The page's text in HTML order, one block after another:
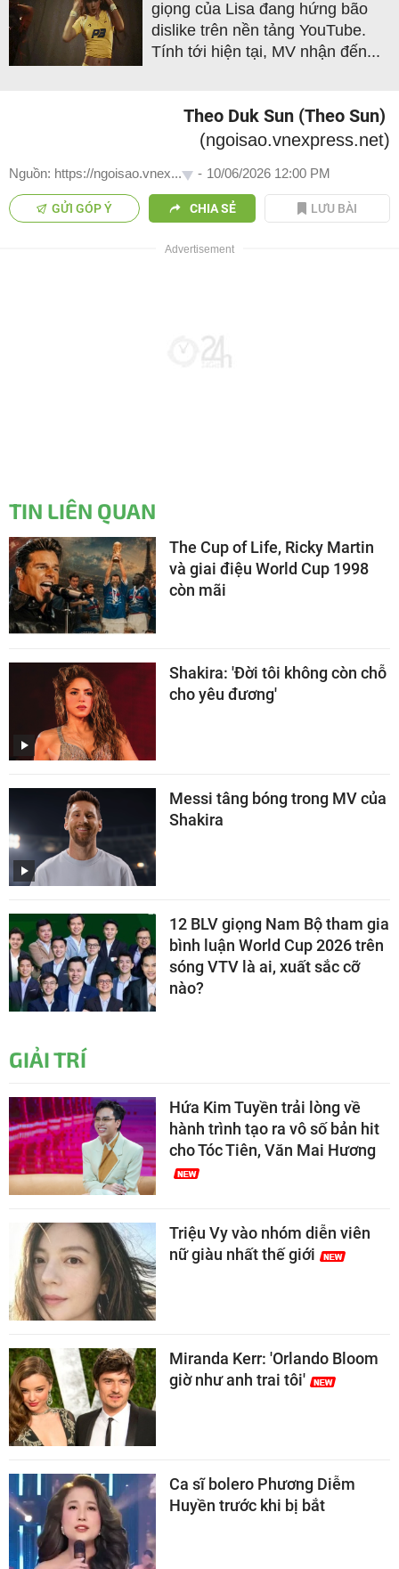
giọng của Lisa đang hứng bão
dislike trên nền tảng YouTube.
Tính tới hiện tại, MV nhận đến...
Theo Duk Sun (Theo Sun)
(ngoisao.vnexpress.net)
Nguồn: https://ngoisao.vnex... - 10/06/2026 12:00 PM
GỬI GÓP Ý CHIA SẺ LƯU BÀI
TIN LIÊN QUAN
The Cup of Life, Ricky Martin
và giai điệu World Cup 1998
còn mãi
Shakira: 'Đời tôi không còn chỗ
cho yêu đương'
Messi tâng bóng trong MV của
Shakira
12 BLV giọng Nam Bộ tham gia
bình luận World Cup 2026 trên
sóng VTV là ai, xuất sắc cỡ
nào?
GIẢI TRÍ
Hứa Kim Tuyền trải lòng về
hành trình tạo ra vô số bản hit
cho Tóc Tiên, Văn Mai Hương
Triệu Vy vào nhóm diễn viên
nữ giàu nhất thế giới
Miranda Kerr: 'Orlando Bloom
giờ như anh trai tôi'
Ca sĩ bolero Phương Diễm
Huyền trước khi bị bắt